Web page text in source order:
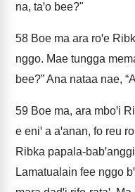
na, taꞌo bee?"
58 Boe ma ara roꞌe
nggo. Mae tungga
bee?” Ana nataa nae,
59 Boe ma, ara mboꞌi
e eniꞌ a aꞌanan, fo reu
Ribka papala-
Lamatualain fee nggo